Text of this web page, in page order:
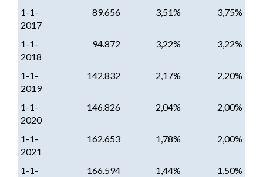
1-1-
2017
89.656 3,51% 3,75%
1-1-
2018
94.872 3,22% 3,22%
1-1-
2019
142.832 2,17% 2,20%
1-1-
2020
146.826 2,04% 2,00%
1-1-
2021
162.653 1,78% 2,00%
1-1-
166.594 1,44% 1,50%